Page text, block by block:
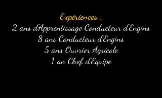
Expériences :
2 ans d’Apprentissage Conducteur d'Engins
8 ans Conducteur d'Engins
5 ans Ouvrier Agricole
1 an Chef d'Equipe